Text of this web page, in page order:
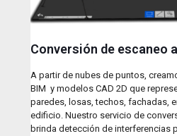
Conversión de escaneo
A partir de nubes de puntos,
BIM y modelos CAD 2D que
paredes, losas, techos, fachadas,
edificio. Nuestro servicio de
brinda detección de interferencias